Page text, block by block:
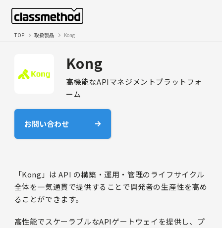
TOP 取扱製品 Kong
Kong
高機能なAPIマネジメントプラットフォ
ーム
お問い合わせ
「Kong」は API の構築・運用・管理のライフサイクル
全体を一気通貫で提供することで開発者の生産性を高め
ることができます。
高性能でスケーラブルなAPIゲートウェイを提供し、プ